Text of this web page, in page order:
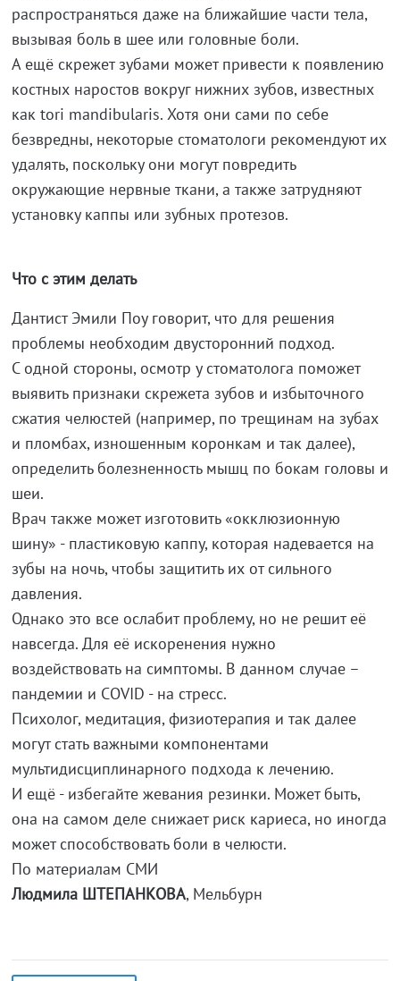
распространяться даже на ближайшие части тела,
вызывая боль в шее или головные боли.
А ещё скрежет зубами может привести к появлению
костных наростов вокруг нижних зубов, известных
как tori mandibularis. Хотя они сами по себе
безвредны, некоторые стоматологи рекомендуют их
удалять, поскольку они могут повредить
окружающие нервные ткани, а также затрудняют
установку каппы или зубных протезов.
Что с этим делать
Дантист Эмили Поу говорит, что для решения
проблемы необходим двусторонний подход.
С одной стороны, осмотр у стоматолога поможет
выявить признаки скрежета зубов и избыточного
сжатия челюстей (например, по трещинам на зубах
и пломбах, изношенным коронкам и так далее),
определить болезненность мышц по бокам головы и
шеи.
Врач также может изготовить «окклюзионную
шину» - пластиковую каппу, которая надевается на
зубы на ночь, чтобы защитить их от сильного
давления.
Однако это все ослабит проблему, но не решит её
навсегда. Для её искоренения нужно
воздействовать на симптомы. В данном случае –
пандемии и COVID - на стресс.
Психолог, медитация, физиотерапия и так далее
могут стать важными компонентами
мультидисциплинарного подхода к лечению.
И ещё - избегайте жевания резинки. Может быть,
она на самом деле снижает риск кариеса, но иногда
может способствовать боли в челюсти.
По материалам СМИ
Людмила ШТЕПАНКОВА, Мельбурн